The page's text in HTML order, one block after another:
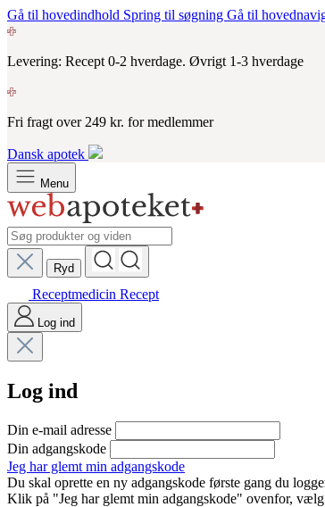
Gå til hovedindhold Spring til søgning Gå til
Levering: Recept 0-2 hverdage. Øvrigt 1-3 hverdage
Fri fragt over 249 kr. for medlemmer
Dansk apotek
Menu
Ryd
Receptmedicin Recept
Log ind
Log ind
Din e-mail adresse
Din adgangskode
Jeg har glemt min adgangskode
Du skal oprette en ny adgangskode første gang du
Klik på "Jeg har glemt min adgangskode" ovenfor,